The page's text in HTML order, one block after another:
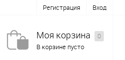
Регистрация Вход
Моя корзина
0
В корзине пусто